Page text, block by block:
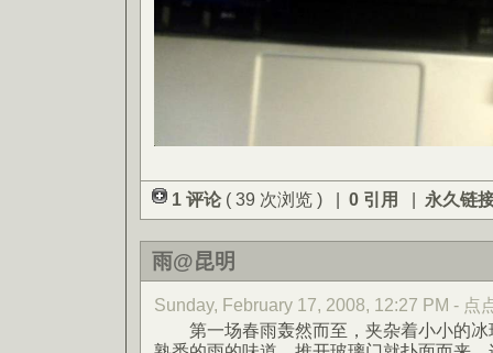
1 评论 ( 39 次浏览 ) | 0 引用 | 永久链
雨@昆明
Sunday, February 17, 2008, 12:27 PM - 点
第一场春雨轰然而至，夹杂着小小的冰